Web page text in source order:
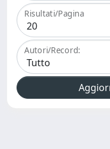
Risultati/Pagina
Autori/Record: